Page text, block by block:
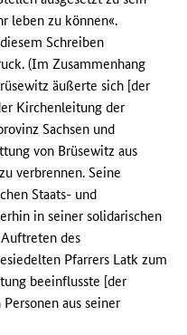
leben zu können«.
Schreiben
(Im Zusammenhang
äußerte sich [der
Kirchenleitung der
Sachsen und
von Brüsewitz aus
verbrennen. Seine
Staats- und
in seiner solidarischen
des
Pfarrers Latk zum
beeinflusste [der
aus seiner